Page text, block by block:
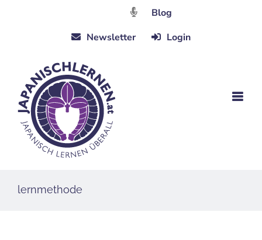
Blog
Newsletter
Login
lernmethode